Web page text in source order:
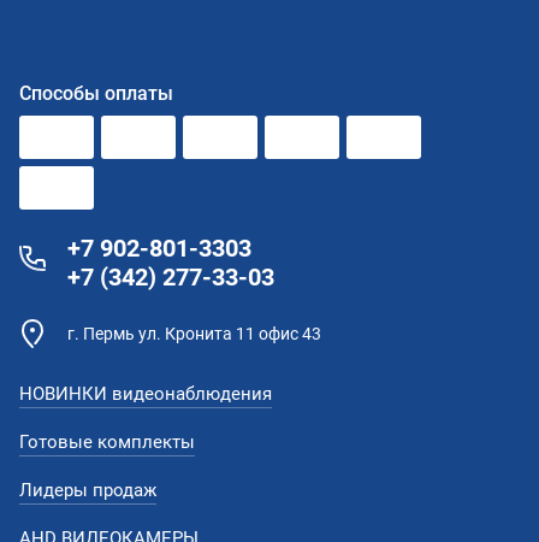
Способы оплаты
+7 902-801-3303
+7 (342) 277-33-03
г. Пермь ул. Кронита 11 офис 43
НОВИНКИ видеонаблюдения
Готовые комплекты
Лидеры продаж